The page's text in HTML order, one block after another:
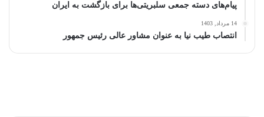
پیام‌های دسته جمعی سلبریتی‌ها برای بازگشت به ایران
14 مرداد, 1403
انتصاب طیب‌ نیا به عنوان مشاور عالی رئیس جمهور